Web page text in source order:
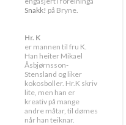
Snakk! på Bryne.
Hr. K
er mannen til fru K.
Han heiter Mikael
Åsbjørnsson-
Stensland og liker
kokosboller. Hr.K skriv
lite, men han er
kreativ på mange
andre måtar, til dømes
når han teiknar.